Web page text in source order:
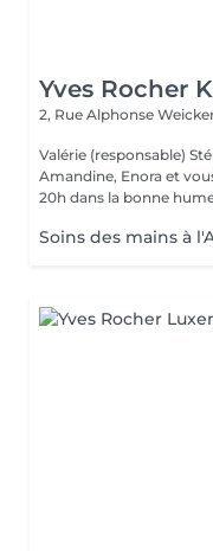
Yves Rocher
2, Rue Alphonse
Valérie (responsable)
Amandine, Enora et vous accueillent toute la semaine de 9h à
20h dans la bonne
Soins des mains à